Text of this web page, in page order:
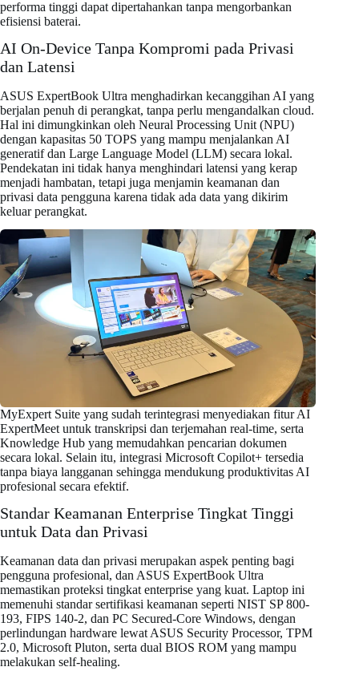
performa tinggi dapat dipertahankan tanpa mengorbankan
efisiensi baterai.
AI On-Device Tanpa Kompromi pada Privasi
dan Latensi
ASUS ExpertBook Ultra menghadirkan kecanggihan AI yang
berjalan penuh di perangkat, tanpa perlu mengandalkan cloud.
Hal ini dimungkinkan oleh Neural Processing Unit (NPU)
dengan kapasitas 50 TOPS yang mampu menjalankan AI
generatif dan Large Language Model (LLM) secara lokal.
Pendekatan ini tidak hanya menghindari latensi yang kerap
menjadi hambatan, tetapi juga menjamin keamanan dan
privasi data pengguna karena tidak ada data yang dikirim
keluar perangkat.
MyExpert Suite yang sudah terintegrasi menyediakan fitur AI
ExpertMeet untuk transkripsi dan terjemahan real-time, serta
Knowledge Hub yang memudahkan pencarian dokumen
secara lokal. Selain itu, integrasi Microsoft Copilot+ tersedia
tanpa biaya langganan sehingga mendukung produktivitas AI
profesional secara efektif.
Standar Keamanan Enterprise Tingkat Tinggi
untuk Data dan Privasi
Keamanan data dan privasi merupakan aspek penting bagi
pengguna profesional, dan ASUS ExpertBook Ultra
memastikan proteksi tingkat enterprise yang kuat. Laptop ini
memenuhi standar sertifikasi keamanan seperti NIST SP 800-
193, FIPS 140-2, dan PC Secured-Core Windows, dengan
perlindungan hardware lewat ASUS Security Processor, TPM
2.0, Microsoft Pluton, serta dual BIOS ROM yang mampu
melakukan self-healing.